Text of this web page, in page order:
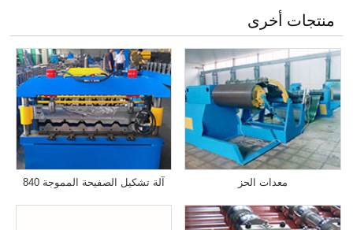
منتجات أخرى
معدات الحز آلة تشكيل الصفيحة المموجة 840